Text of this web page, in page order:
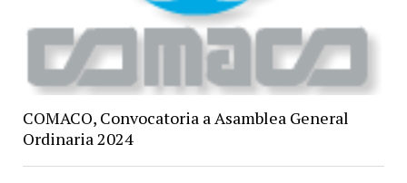
COMACO, Convocatoria a Asamblea General
Ordinaria 2024